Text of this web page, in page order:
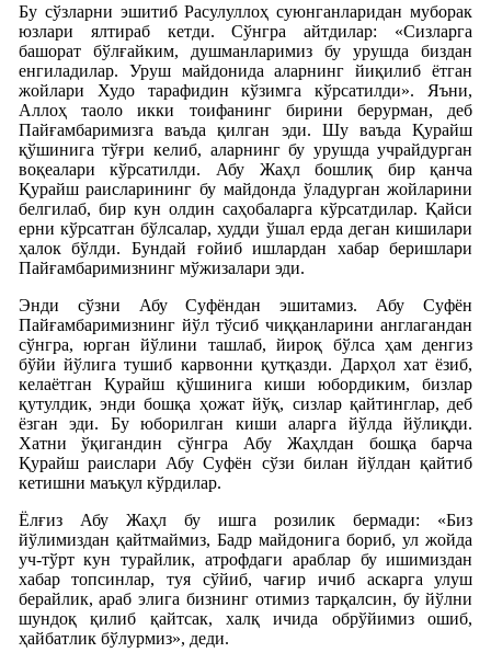
Бу сўзларни эшитиб Расулуллоҳ суюнганларидан муборак
юзлари ялтираб кетди. Сўнгра айтдилар: «Сизларга
башорат бўлғайким, душманларимиз бу урушда биздан
енгиладилар. Уруш майдонида аларнинг йиқилиб ётган
жойлари Худо тарафидин кўзимга кўрсатилди». Яъни,
Аллоҳ таоло икки тоифанинг бирини берурман, деб
Пайғамбаримизга ваъда қилган эди. Шу ваъда Қурайш
қўшинига тўғри келиб, аларнинг бу урушда учрайдурган
воқеалари кўрсатилди. Абу Жаҳл бошлиқ бир қанча
Қурайш раисларининг бу майдонда ўладурган жойларини
белгилаб, бир кун олдин саҳобаларга кўрсатдилар. Қайси
ерни кўрсатган бўлсалар, худди ўшал ерда деган кишилари
ҳалок бўлди. Бундай ғойиб ишлардан хабар беришлари
Пайғамбаримизнинг мўжизалари эди.
Энди сўзни Абу Суфёндан эшитамиз. Абу Суфён
Пайғамбаримизнинг йўл тўсиб чиққанларини англагандан
сўнгра, юрган йўлини ташлаб, йироқ бўлса ҳам денгиз
бўйи йўлига тушиб карвонни қутқазди. Дарҳол хат ёзиб,
келаётган Қурайш қўшинига киши юбордиким, бизлар
қутулдик, энди бошқа ҳожат йўқ, сизлар қайтинглар, деб
ёзган эди. Бу юборилган киши аларга йўлда йўлиқди.
Хатни ўқигандин сўнгра Абу Жаҳлдан бошқа барча
Қурайш раислари Абу Суфён сўзи билан йўлдан қайтиб
кетишни маъқул кўрдилар.
Ёлғиз Абу Жаҳл бу ишга розилик бермади: «Биз
йўлимиздан қайтмаймиз, Бадр майдонига бориб, ул жойда
уч-тўрт кун турайлик, атрофдаги араблар бу ишимиздан
хабар топсинлар, туя сўйиб, чағир ичиб аскарга улуш
берайлик, араб элига бизнинг отимиз тарқалсин, бу йўлни
шундоқ қилиб қайтсак, халқ ичида обрўйимиз ошиб,
ҳайбатлик бўлурмиз», деди.